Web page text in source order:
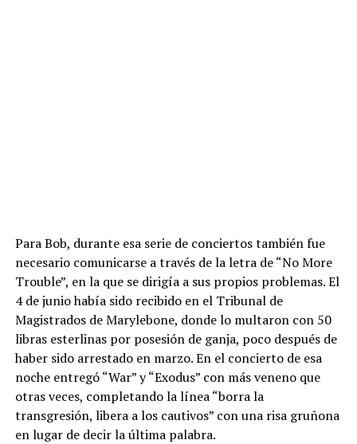
Para Bob, durante esa serie de conciertos también fue
necesario comunicarse a través de la letra de “No More
Trouble”, en la que se dirigía a sus propios problemas. El
4 de junio había sido recibido en el Tribunal de
Magistrados de Marylebone, donde lo multaron con 50
libras esterlinas por posesión de ganja, poco después de
haber sido arrestado en marzo. En el concierto de esa
noche entregó “War” y “Exodus” con más veneno que
otras veces, completando la línea “borra la
transgresión, libera a los cautivos” con una risa gruñona
en lugar de decir la última palabra.